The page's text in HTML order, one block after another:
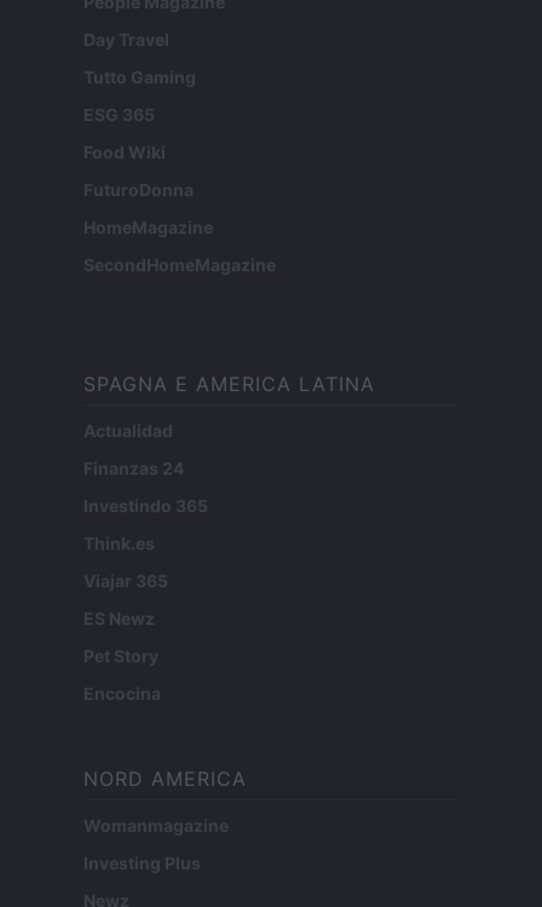
Day Travel
Tutto Gaming
ESG 365
Food Wiki
FuturoDonna
HomeMagazine
SecondHomeMagazine
SPAGNA E AMERICA LATINA
Actualidad
Finanzas 24
Investindo 365
Think.es
Viajar 365
ES Newz
Pet Story
Encocina
NORD AMERICA
Womanmagazine
Investing Plus
Newz